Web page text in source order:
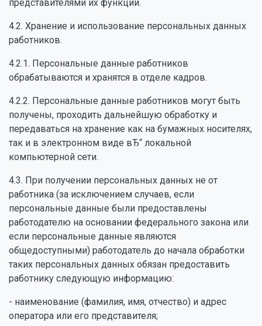
представителями их функции.
4.2. Хранение и использование персональных данных
работников.
4.2.1. Персональные данные работников
обрабатываются и хранятся в отделе кадров.
4.2.2. Персональные данные работников могут быть
получены, проходить дальнейшую обработку и
передаваться на хранение как на бумажных носителях,
так и в электронном виде вЂ“ локальной
компьютерной сети.
4.3. При получении персональных данных не от
работника (за исключением случаев, если
персональные данные были предоставлены
работодателю на основании федерального закона или
если персональные данные являются
общедоступными) работодатель до начала обработки
таких персональных данных обязан предоставить
работнику следующую информацию:
- наименование (фамилия, имя, отчество) и адрес
оператора или его представителя;